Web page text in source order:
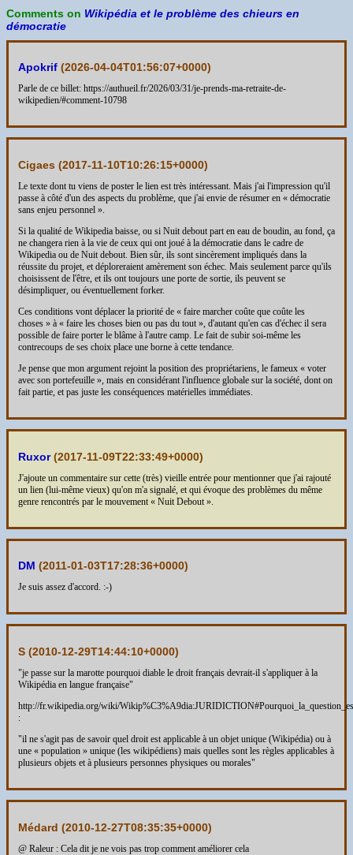
Comments on Wikipédia et le problème des chieurs en
démocratie
Apokrif (2026-04-04T01:56:07+0000)
Parle de ce billet: https://authueil.fr/2026/03/31/je-prends-ma-retraite-de-
wikipedien/#comment-10798
Cigaes (2017-11-10T10:26:15+0000)
Le texte dont tu viens de poster le lien est très intéressant. Mais j'ai l'impression qu'il
passe à côté d'un des aspects du problème, que j'ai envie de résumer en « démocratie
sans enjeu personnel ».
Si la qualité de Wikipedia baisse, ou si Nuit debout part en eau de boudin, au fond, ça
ne changera rien à la vie de ceux qui ont joué à la démocratie dans le cadre de
Wikipedia ou de Nuit debout. Bien sûr, ils sont sincèrement impliqués dans la
réussite du projet, et déploreraient amèrement son échec. Mais seulement parce qu'ils
choisissent de l'être, et ils ont toujours une porte de sortie, ils peuvent se
désimpliquer, ou éventuellement forker.
Ces conditions vont déplacer la priorité de « faire marcher coûte que coûte les
choses » à « faire les choses bien ou pas du tout », d'autant qu'en cas d'échec il sera
possible de faire porter le blâme à l'autre camp. Le fait de subir soi-même les
contrecoups de ses choix place une borne à cette tendance.
Je pense que mon argument rejoint la position des propriétariens, le fameux « voter
avec son portefeuille », mais en considérant l'influence globale sur la société, dont on
fait partie, et pas juste les conséquences matérielles immédiates.
Ruxor(2017-11-09T22:33:49+0000)
J'ajoute un commentaire sur cette (très) vieille entrée pour mentionner que j'ai rajouté
un lien (lui-même vieux) qu'on m'a signalé, et qui évoque des problèmes du même
genre rencontrés par le mouvement « Nuit Debout ».
DM (2011-01-03T17:28:36+0000)
Je suis assez d'accord. :-)
S (2010-12-29T14:44:10+0000)
"je passe sur la marotte pourquoi diable le droit français devrait-il s'appliquer à la
Wikipédia en langue française"
http://fr.wikipedia.org/wiki/
:
"il ne s'agit pas de savoir quel droit est applicable à un objet unique (Wikipédia) ou à
une « population » unique (les wikipédiens) mais quelles sont les règles applicables à
plusieurs objets et à plusieurs personnes physiques ou morales"
Médard (2010-12-27T08:35:35+0000)
@ Raleur : Cela dit je ne vois pas trop comment améliorer cela